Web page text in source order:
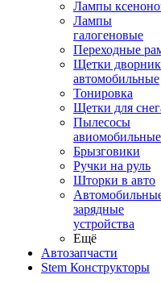
Лампы
Лампы
галогеновые
Переходные
Щетки
автомобильные
Тонировка
Щетки для
Пылесосы
авиомобильные
Брызговики
Ручки на руль
Шторки в авто
зарядные
устройства
Ещё
Автозапчасти
Stem Конструкторы